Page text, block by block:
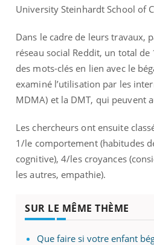
University Steinhardt School of
Dans le cadre de leurs travaux,
réseau social Reddit, un total
des mots-clés en lien avec le
examiné l’utilisation par les
MDMA) et la DMT, qui peuvent
Les chercheurs ont ensuite
1/le comportement (habitudes
cognitive), 4/les croyances
les autres, empathie).
SUR LE MÊME THÈME
Que faire si votre enfant